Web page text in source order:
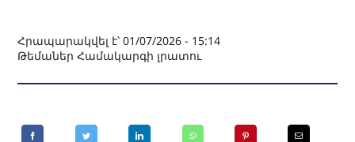
Հրապարակվել է՝ 01/07/2026 - 15:14
ԹեմաներՀամակարգի լրատու